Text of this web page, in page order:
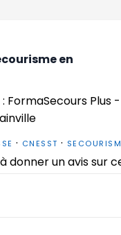
en
FormaSecours Plus
CNESST
donner un avis sur